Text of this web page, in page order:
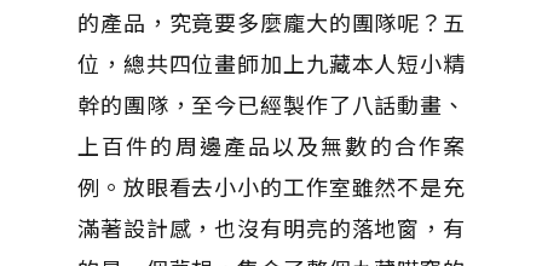
的產品，究竟要多麼龐大的團隊呢？五
位，總共四位畫師加上九藏本人短小精
幹的團隊，至今已經製作了八話動畫、
上百件的周邊產品以及無數的合作案
例。放眼看去小小的工作室雖然不是充
滿著設計感，也沒有明亮的落地窗，有